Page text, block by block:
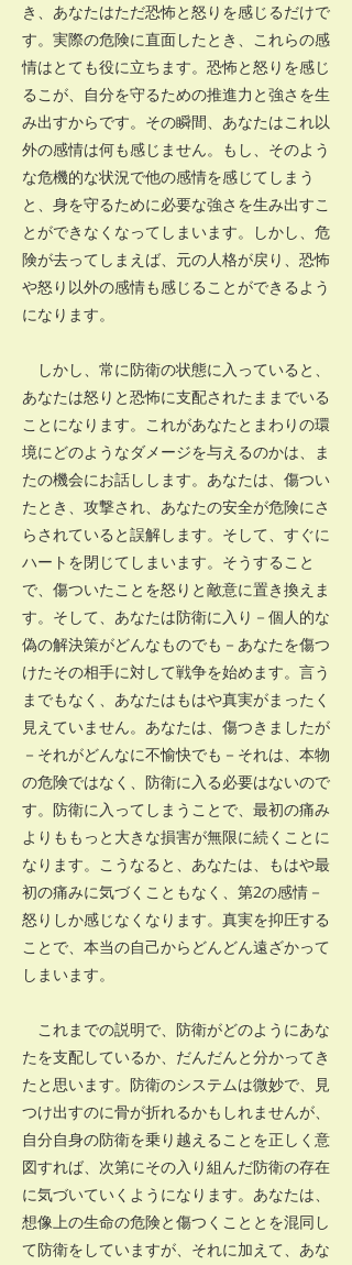
き、あなたはただ恐怖と怒りを感じるだけで
す。実際の危険に直面したとき、これらの感
情はとても役に立ちます。恐怖と怒りを感じ
るこが、自分を守るための推進力と強さを生
み出すからです。その瞬間、あなたはこれ以
外の感情は何も感じません。もし、そのよう
な危機的な状況で他の感情を感じてしまう
と、身を守るために必要な強さを生み出すこ
とができなくなってしまいます。しかし、危
険が去ってしまえば、元の人格が戻り、恐怖
や怒り以外の感情も感じることができるよう
になります。
しかし、常に防衛の状態に入っていると、
あなたは怒りと恐怖に支配されたままでいる
ことになります。これがあなたとまわりの環
境にどのようなダメージを与えるのかは、ま
たの機会にお話しします。あなたは、傷つい
たとき、攻撃され、あなたの安全が危険にさ
らされていると誤解します。そして、すぐに
ハートを閉じてしまいます。そうすること
で、傷ついたことを怒りと敵意に置き換えま
す。そして、あなたは防衛に入り－個人的な
偽の解決策がどんなものでも－あなたを傷つ
けたその相手に対して戦争を始めます。言う
までもなく、あなたはもはや真実がまったく
見えていません。あなたは、傷つきましたが
－それがどんなに不愉快でも－それは、本物
の危険ではなく、防衛に入る必要はないので
す。防衛に入ってしまうことで、最初の痛み
よりももっと大きな損害が無限に続くことに
なります。こうなると、あなたは、もはや最
初の痛みに気づくこともなく、第2の感情－
怒りしか感じなくなります。真実を抑圧する
ことで、本当の自己からどんどん遠ざかって
しまいます。
これまでの説明で、防衛がどのようにあな
たを支配しているか、だんだんと分かってき
たと思います。防衛のシステムは微妙で、見
つけ出すのに骨が折れるかもしれませんが、
自分自身の防衛を乗り越えることを正しく意
図すれば、次第にその入り組んだ防衛の存在
に気づいていくようになります。あなたは、
想像上の生命の危険と傷つくこととを混同し
て防衛をしていますが、それに加えて、あな